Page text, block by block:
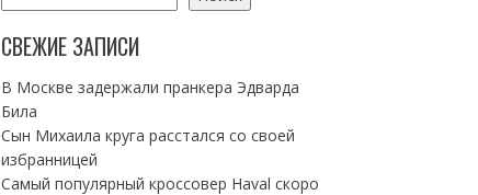
СВЕЖИЕ ЗАПИСИ
В Москве задержали пранкера Эдварда
Била
Сын Михаила круга расстался со своей
избранницей
Самый популярный кроссовер Haval скоро